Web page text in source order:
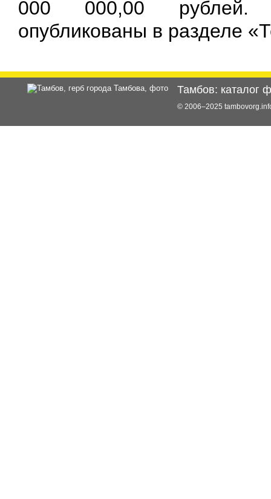
000 000,00 рублей.
опубликованы в разделе
Тамбов: каталог
© 2006–2025